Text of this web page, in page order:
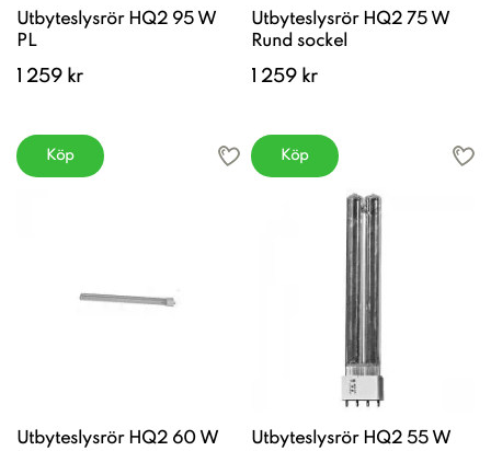
Utbyteslysrör HQ2 95 W
PL
1 259 kr
Köp
Utbyteslysrör HQ2 75 W
Rund sockel
1 259 kr
Köp
Utbyteslysrör HQ2 60 W
Utbyteslysrör HQ2 55 W